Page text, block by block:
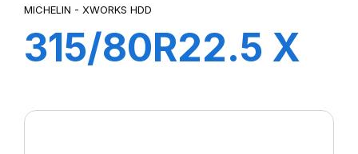
MICHELIN - XWORKS HDD
315/80R22.5 X